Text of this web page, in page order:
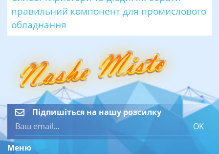
правильний компонент для промислового
обладнання
Підпишіться на нашу розсилку
OK
Меню